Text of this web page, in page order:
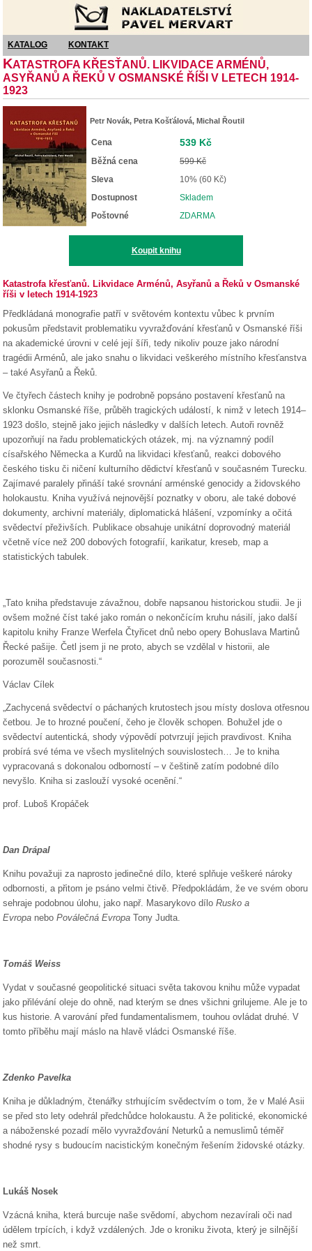
KATALOG KONTAKT
KATASTROFA KŘESŤANŮ. LIKVIDACE ARMÉNŮ,
ASYŘANŮ A ŘEKŮ V OSMANSKÉ ŘÍŠI V LETECH 1914-
1923
Petr Novák, Petra Košťálová, Michal Řoutil
Cena 539 Kč
Běžná cena
599 Kč
Sleva
10% (60 Kč)
Dostupnost
Skladem
Poštovné
ZDARMA
Koupit knihu
Katastrofa křesťanů. Likvidace Arménů, Asyřanů a Řeků v Osmanské
říši v letech 1914-1923
Předkládaná monografie patří v světovém kontextu vůbec k prvním
pokusům představit problematiku vyvražďování křesťanů v Osmanské říši
na akademické úrovni v celé její šíři, tedy nikoliv pouze jako národní
tragédii Arménů, ale jako snahu o likvidaci veškerého místního křesťanstva
– také Asyřanů a Řeků.
Ve čtyřech částech knihy je podrobně popsáno postavení křesťanů na
sklonku Osmanské říše, průběh tragických událostí, k nimž v letech 1914–
1923 došlo, stejně jako jejich následky v dalších letech. Autoři rovněž
upozorňují na řadu problematických otázek, mj. na významný podíl
císařského Německa a Kurdů na likvidaci křesťanů, reakci dobového
českého tisku či ničení kulturního dědictví křesťanů v současném Turecku.
Zajímavé paralely přináší také srovnání arménské genocidy a židovského
holokaustu. Kniha využívá nejnovější poznatky v oboru, ale také dobové
dokumenty, archivní materiály, diplomatická hlášení, vzpomínky a očitá
svědectví přeživších. Publikace obsahuje unikátní doprovodný materiál
včetně více než 200 dobových fotografií, karikatur, kreseb, map a
statistických tabulek.
„Tato kniha představuje závažnou, dobře napsanou historickou studii. Je ji
ovšem možné číst také jako román o nekončícím kruhu násilí, jako další
kapitolu knihy Franze Werfela Čtyřicet dnů nebo opery Bohuslava Martinů
Řecké pašije. Četl jsem ji ne proto, abych se vzdělal v historii, ale
porozuměl současnosti.“
Václav Cílek
„Zachycená svědectví o páchaných krutostech jsou místy doslova otřesnou
četbou. Je to hrozné poučení, čeho je člověk schopen. Bohužel jde o
svědectví autentická, shody výpovědí potvrzují jejich pravdivost. Kniha
probírá své téma ve všech myslitelných souvislostech… Je to kniha
vypracovaná s dokonalou odborností – v češtině zatím podobné dílo
nevyšlo. Kniha si zaslouží vysoké ocenění.“
prof. Luboš Kropáček
Dan Drápal
Knihu považuji za naprosto jedinečné dílo, které splňuje veškeré nároky
odbornosti, a přitom je psáno velmi čtivě. Předpokládám, že ve svém oboru
sehraje podobnou úlohu, jako např. Masarykovo dílo Rusko a
Evropa nebo Poválečná Evropa Tony Judta.
Tomáš Weiss
Vydat v současné geopolitické situaci světa takovou knihu může vypadat
jako přilévání oleje do ohně, nad kterým se dnes všichni grilujeme. Ale je to
kus historie. A varování před fundamentalismem, touhou ovládat druhé. V
tomto příběhu mají máslo na hlavě vládci Osmanské říše.
Zdenko Pavelka
Kniha je důkladným, čtenářky strhujícím svědectvím o tom, že v Malé Asii
se před sto lety odehrál předchůdce holokaustu. A že politické, ekonomické
a náboženské pozadí mělo vyvražďování Neturků a nemuslimů téměř
shodné rysy s budoucím nacistickým konečným řešením židovské otázky.
Lukáš Nosek
Vzácná kniha, která burcuje naše svědomí, abychom nezavírali oči nad
údělem trpících, i když vzdálených. Jde o kroniku života, který je silnější
než smrt.